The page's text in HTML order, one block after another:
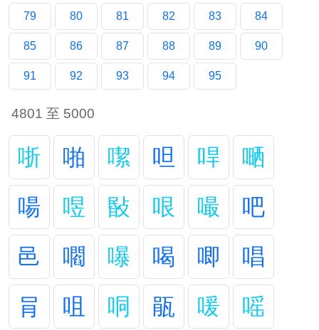
79 80 81 82 83 84
85 86 87 88 89 90
91 92 93 94 95
4801 至 5000
哳 啪 噄 呾 哻
嗮
啺
喅 敯 哏 嘬
吧
邑
嚪 嚗 喝 唧
唱
肙
咀 哃 瓹 喛
嗂